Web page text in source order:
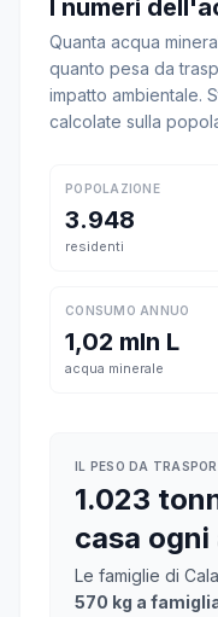
I numeri
Quanta acqua
quanto pesa da
impatto ambientale.
calcolate sulla
POPOLAZIONE
3.948
residenti
CONSUMO ANNUO
1,02 mln L
acqua minerale
IL PESO DA
1.023
casa ogni
Le famiglie di
570 kg a